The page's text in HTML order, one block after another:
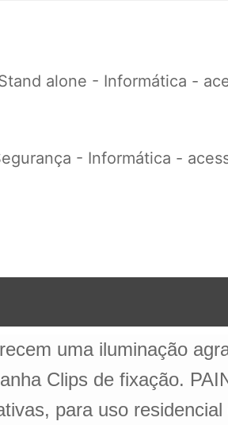
alone - Informática -
- Informática -
uma iluminação
Clips de fixação.
para uso residencial